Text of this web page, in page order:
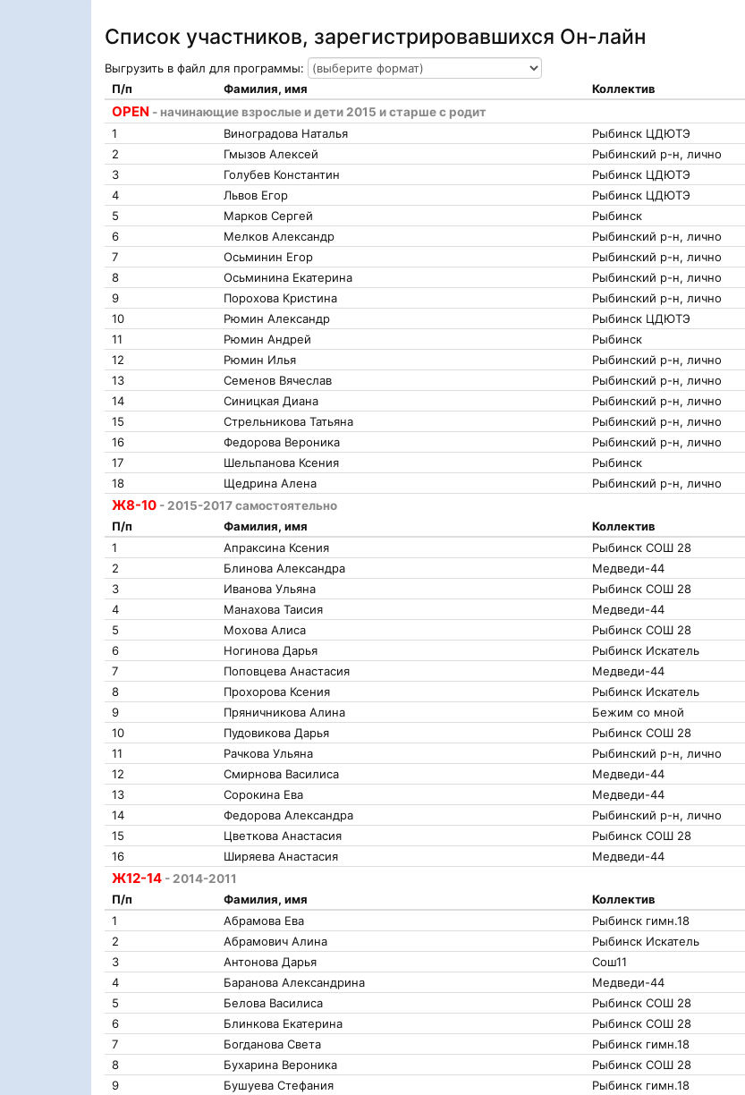
Список участников, зарегистрировавшихся Он-лайн
Выгрузить в файл для программы:
OPEN - начинающие взрослые и дети 2015 и старше с родит
П/п Фамилия, имя Коллектив
1 Виноградова Наталья Рыбинск ЦДЮТЭ
2
Гмызов Алексей Рыбинский р-н, лично
3
Голубев Константин Рыбинск ЦДЮТЭ
4
Львов Егор Рыбинск ЦДЮТЭ
5
Марков Сергей Рыбинск
6
Мелков Александр Рыбинский р-н, лично
7
Осьминин Егор Рыбинский р-н, лично
8
Осьминина Екатерина Рыбинский р-н, лично
9
Порохова Кристина Рыбинский р-н, лично
10
Рюмин Александр Рыбинск ЦДЮТЭ
11
Рюмин Андрей Рыбинск
12
Рюмин Илья Рыбинский р-н, лично
13
Семенов Вячеслав Рыбинский р-н, лично
14
Синицкая Диана Рыбинский р-н, лично
15
Стрельникова Татьяна Рыбинский р-н, лично
16
Федорова Вероника Рыбинский р-н, лично
17
Шельпанова Ксения Рыбинск
18
Щедрина Алена Рыбинский р-н, лично
Ж8-10 - 2015-2017 самостоятельно
П/п
Фамилия, имя Коллектив
1
Апраксина Ксения Рыбинск СОШ 28
2
Блинова Александра Медведи-44
3
Иванова Ульяна Рыбинск СОШ 28
4
Манахова Таисия Медведи-44
5
Мохова Алиса Рыбинск СОШ 28
6
Ногинова Дарья Рыбинск Искатель
7
Поповцева Анастасия Медведи-44
8
Прохорова Ксения Рыбинск Искатель
9
Пряничникова Алина Бежим со мной
10
Пудовикова Дарья Рыбинск СОШ 28
11
Рачкова Ульяна Рыбинский р-н, лично
12
Смирнова Василиса Медведи-44
13
Сорокина Ева Медведи-44
14
Федорова Александра Рыбинский р-н, лично
15
Цветкова Анастасия Рыбинск СОШ 28
16
Ширяева Анастасия Медведи-44
Ж12-14 - 2014-2011
П/п
Фамилия, имя Коллектив
1
Абрамова Ева Рыбинск гимн.18
2
Абрамович Алина Рыбинск Искатель
3
Антонова Дарья Сош11
4
Баранова Александрина Медведи-44
5
Белова Василиса Рыбинск СОШ 28
6
Блинкова Екатерина Рыбинск СОШ 28
7
Богданова Света Рыбинск гимн.18
8
Бухарина Вероника Рыбинск СОШ 28
9
Бушуева Стефания Рыбинск гимн.18